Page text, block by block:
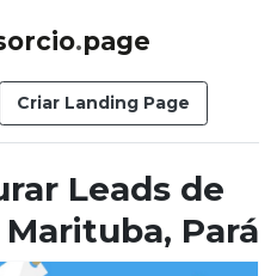
.page
Criar Landing Page
Leads de
Pará